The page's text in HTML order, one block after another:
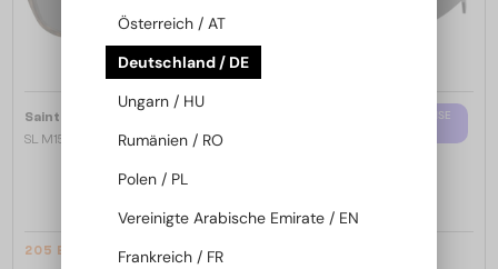
Saint Laurent —
SL M153 - 003 - 55
205 EUR 239 EUR
MIT EINER EINSTÄRKENGLASLINSE
SL M94 OPT - 001 - 53
Österreich / AT
Deutschland / DE
Ungarn / HU
Rumänien / RO
Polen / PL
Vereinigte Arabische Emirate / EN
Frankreich / FR